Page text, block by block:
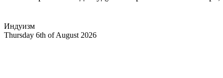
Индуизм
Thursday 6th of August 2026